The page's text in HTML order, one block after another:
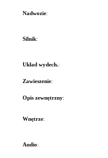
Nadwozie:
Silnik:
Układ wydech.:
Zawieszenie:
Opis zewnętrzny:
Wnętrze:
Audio: